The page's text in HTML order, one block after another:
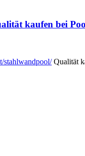
kaufen bei
stahlwandpool/Qualität